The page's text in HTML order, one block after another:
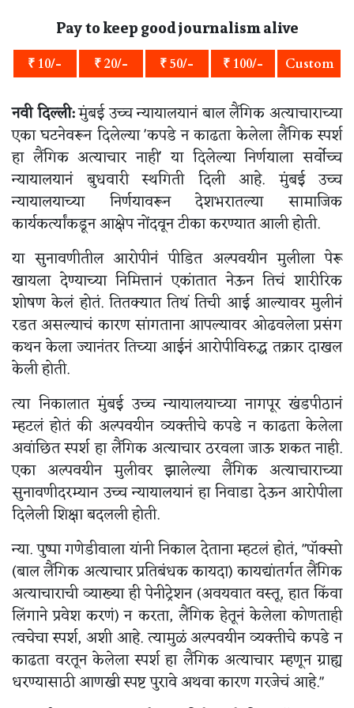
Pay to keep good journalism alive
₹ 10/- ₹ 20/- ₹ 50/- ₹ 100/- Custom
नवी दिल्ली:मुंबई उच्च न्यायालयानं बाल लैंगिक अत्याचाराच्या
एका घटनेवरून दिलेल्या 'कपडे न काढता केलेला लैंगिक स्पर्श
हा लैंगिक अत्याचार नाही' या दिलेल्या निर्णयाला सर्वोच्च
न्यायालयानं बुधवारी स्थगिती दिली आहे. मुंबई उच्च
न्यायालयाच्या निर्णयावरून देशभरातल्या सामाजिक
कार्यकर्त्यांकडून आक्षेप नोंदवून टीका करण्यात आली होती.
या सुनावणीतील आरोपीनं पीडित अल्पवयीन मुलीला पेरू
खायला देण्याच्या निमित्तानं एकांतात नेऊन तिचं शारीरिक
शोषण केलं होतं. तितक्यात तिथं तिची आई आल्यावर मुलीनं
रडत असल्याचं कारण सांगताना आपल्यावर ओढवलेला प्रसंग
कथन केला ज्यानंतर तिच्या आईनं आरोपीविरुद्ध तक्रार दाखल
केली होती.
त्या निकालात मुंबई उच्च न्यायालयाच्या नागपूर खंडपीठानं
म्हटलं होतं की अल्पवयीन व्यक्तीचे कपडे न काढता केलेला
अवांछित स्पर्श हा लैंगिक अत्याचार ठरवला जाऊ शकत नाही.
एका अल्पवयीन मुलीवर झालेल्या लैंगिक अत्याचाराच्या
सुनावणीदरम्यान उच्च न्यायालयानं हा निवाडा देऊन आरोपीला
दिलेली शिक्षा बदलली होती.
न्या. पुष्पा गणेडीवाला यांनी निकाल देताना म्हटलं होतं, "पॉक्सो
(बाल लैंगिक अत्याचार प्रतिबंधक कायदा) कायद्यांतर्गत लैंगिक
अत्याचाराची व्याख्या ही पेनीट्रेशन (अवयवात वस्तू, हात किंवा
लिंगाने प्रवेश करणं) न करता, लैंगिक हेतूनं केलेला कोणताही
त्वचेचा स्पर्श, अशी आहे. त्यामुळं अल्पवयीन व्यक्तीचे कपडे न
काढता वरतून केलेला स्पर्श हा लैंगिक अत्याचार म्हणून ग्राह्य
धरण्यासाठी आणखी स्पष्ट पुरावे अथवा कारण गरजेचं आहे."